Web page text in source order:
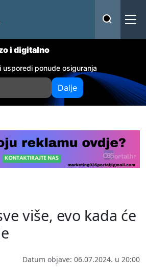
i digitalno
usporedi ponude osiguranja
Dalje
više, evo kada će
Datum objave: 06.07.2024. u 20:00